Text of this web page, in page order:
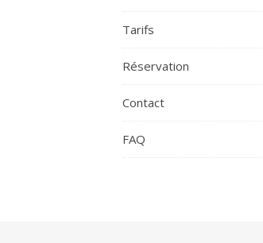
Tarifs
Réservation
Contact
FAQ